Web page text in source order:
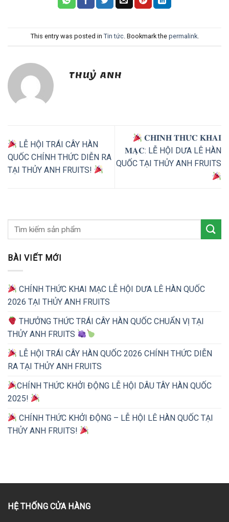
This entry was posted in Tin tức. Bookmark the permalink.
THUỶ ANH
LỄ HỘI TRÁI CÂY HÀN
QUỐC CHÍNH THỨC DIỄN RA
TẠI THỦY ANH FRUITS!
𝐂𝐇𝐈́𝐍𝐇 𝐓𝐇𝐔̛́𝐂 𝐊𝐇𝐀𝐈
𝐌𝐀̣𝐂: LỄ HỘI DƯA LÊ HÀN
QUỐC TẠI THỦY ANH FRUITS
BÀI VIẾT MỚI
CHÍNH THỨC KHAI MẠC LỄ HỘI DƯA LÊ HÀN QUỐC
2026 TẠI THỦY ANH FRUITS
THƯỞNG THỨC TRÁI CÂY HÀN QUỐC CHUẨN VỊ TẠI
THỦY ANH FRUITS
LỄ HỘI TRÁI CÂY HÀN QUỐC 2026 CHÍNH THỨC DIỄN
RA TẠI THỦY ANH FRUITS
CHÍNH THỨC KHỞI ĐỘNG LỄ HỘI DÂU TÂY HÀN QUỐC
2025!
CHÍNH THỨC KHỞI ĐỘNG – LỄ HỘI LÊ HÀN QUỐC TẠI
THỦY ANH FRUITS!
HỆ THỐNG CỬA HÀNG